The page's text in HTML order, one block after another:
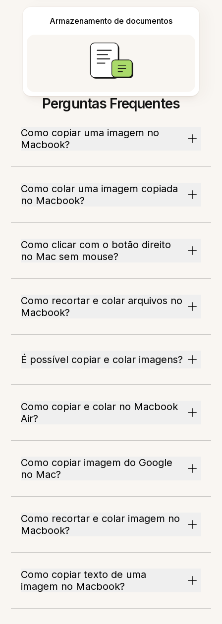
Armazenamento de documentos
Perguntas Frequentes
Como copiar uma imagem no
Macbook?
Como colar uma imagem copiada
no Macbook?
Como clicar com o botão direito
no Mac sem mouse?
Como recortar e colar arquivos no
Macbook?
É possível copiar e colar imagens?
Como copiar e colar no Macbook
Air?
Como copiar imagem do Google
no Mac?
Como recortar e colar imagem no
Macbook?
Como copiar texto de uma
imagem no Macbook?